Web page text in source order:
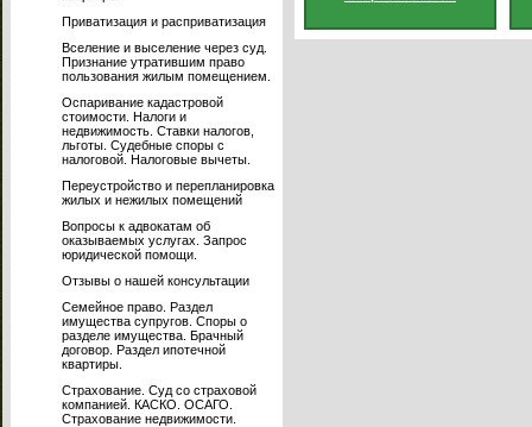
Приватизация и расприватизация
Вселение и выселение через суд.
Признание утратившим право
пользования жилым помещением.
Оспаривание кадастровой
стоимости. Налоги и
недвижимость. Ставки налогов,
льготы. Судебные споры с
налоговой. Налоговые вычеты.
Переустройство и перепланировка
жилых и нежилых помещений
Вопросы к адвокатам об
оказываемых услугах. Запрос
юридической помощи.
Отзывы о нашей консультации
Семейное право. Раздел
имущества супругов. Споры о
разделе имущества. Брачный
договор. Раздел ипотечной
квартиры.
Страхование. Суд со страховой
компанией. КАСКО. ОСАГО.
Страхование недвижимости.